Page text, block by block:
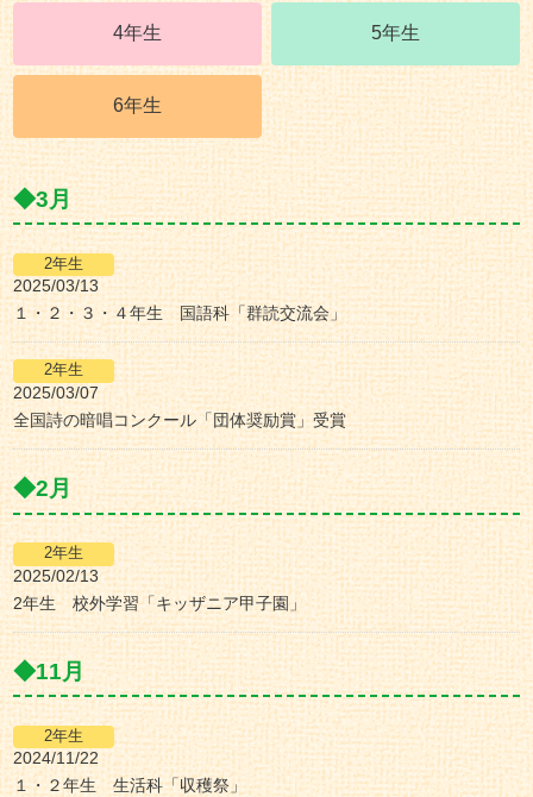
4年生 5年生
6年生
3月
2025/03/13
１・２・３・４年生 国語科「群読交流会」
2025/03/07
全国詩の暗唱コンクール「団体奨励賞」受賞
2月
2025/02/13
2年生 校外学習「キッザニア甲子園」
11月
2024/11/22
１・２年生 生活科「収穫祭」